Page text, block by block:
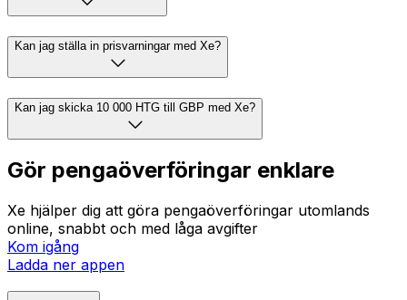
Kan jag ställa in prisvarningar med Xe?
Kan jag skicka 10 000 HTG till GBP med Xe?
Gör pengaöverföringar enklare
Xe hjälper dig att göra pengaöverföringar utomlands
online, snabbt och med låga avgifter
Kom igång
Ladda ner appen